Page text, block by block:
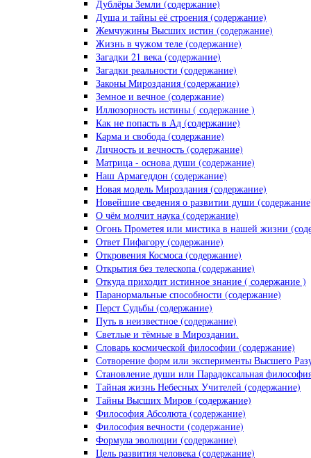
Дублёры Земли (содержание)
Душа и тайны её строения (содержание)
Жемчужины Высших истин (содержание)
Жизнь в чужом теле (содержание)
Загадки 21 века (содержание)
Загадки реальности (содержание)
Законы Мироздания (содержание)
Земное и вечное (содержание)
Иллюзорность истины ( содержание )
Как не попасть в Ад (содержание)
Карма и свобода (содержание)
Личность и вечность (содержание)
Матрица - основа души (содержание)
Наш Армагеддон (содержание)
Новая модель Мироздания (содержание)
Новейшие сведения о развитии души
О чём молчит наука (содержание)
Огонь Прометея или мистика в нашей жизни
Ответ Пифагору (содержание)
Откровения Космоса (содержание)
Открытия без телескопа (содержание)
Откуда приходит истинное знание ( содержание )
Паранормальные способности (содержание)
Перст Судьбы (содержание)
Путь в неизвестное (содержание)
Светлые и тёмные в Мироздании.
Словарь космической философии (содержание)
Сотворение форм или эксперименты Высшего
Становление души или Парадоксальная
Тайная жизнь Небесных Учителей (содержание)
Тайны Высших Миров (содержание)
Философия Абсолюта (содержание)
Философия вечности (содержание)
Формула эволюции (содержание)
Цель развития человека (содержание)